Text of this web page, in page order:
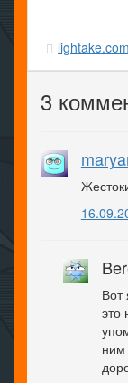
lightake.com
3
Вот
это
ним